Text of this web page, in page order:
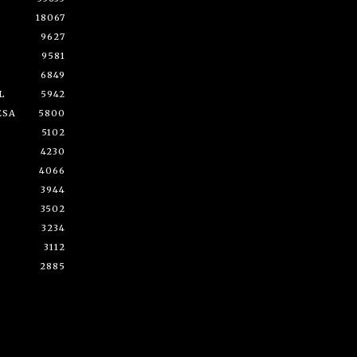
18067
9627
9581
6849
5942
5800
5102
4230
4066
3944
3502
3234
3112
2885